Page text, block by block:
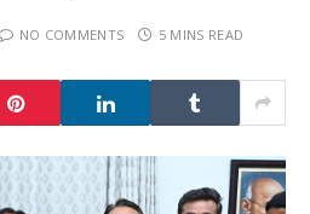
NO COMMENTS 5 MINS READ